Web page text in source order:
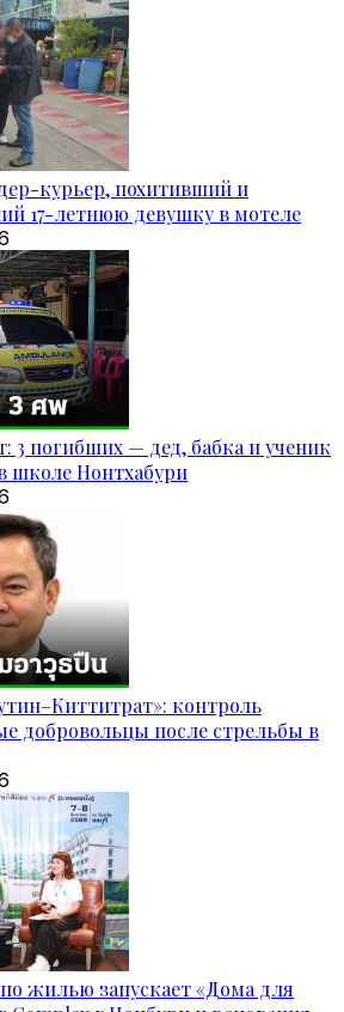
курьер, похитивший и
17-летнюю девушку в мотеле
3 погибших — дед, бабка и ученик
школе Нонтхабури
контроль
добровольцы после стрельбы в
жилью запускает «Дома для